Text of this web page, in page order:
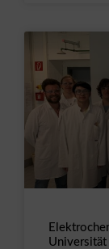
Universität